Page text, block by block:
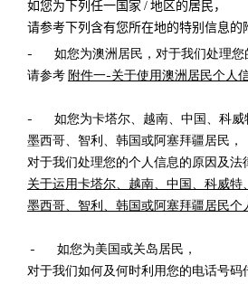
如您为下列任一国家 / 地区的居民，
请参考下列含有您所在地的特别信息的
- 如您为澳洲居民，对于我们处理您
请参考 附件一-关于使用澳洲居民个人
- 如您为卡塔尔、越南、中国、科威
墨西哥、智利、韩国或阿塞拜疆居民，
对于我们处理您的个人信息的原因及法
关于运用卡塔尔、越南、中国、科威特
墨西哥、智利、韩国或阿塞拜疆居民个
- 如您为美国或关岛居民，
对于我们如何及何时利用您的电话号码